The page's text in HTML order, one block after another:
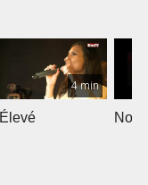
4 min
Élevé